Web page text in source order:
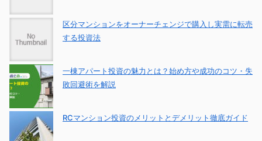
区分マンションをオーナーチェンジで購入し実需に転売
する投資法
一棟アパート投資の魅力とは？始め方や成功のコツ・失
敗回避術を解説
RCマンション投資のメリットとデメリット徹底ガイド